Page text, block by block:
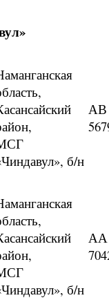
б/н
АВ
б/н
АА